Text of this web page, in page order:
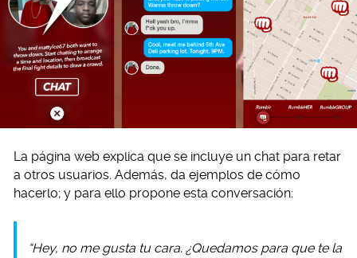
La página web explica que se incluye un chat para retar
a otros usuarios. Además, da ejemplos de cómo
hacerlo; y para ello propone esta conversación:
“Hey, no me gusta tu cara. ¿Quedamos para que te la